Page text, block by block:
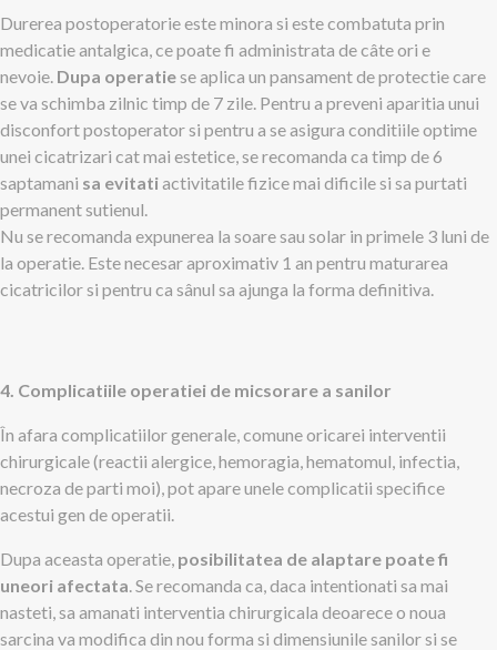
Durerea postoperatorie este minora si este combatuta prin
medicatie antalgica, ce poate fi administrata de câte ori e
nevoie. Dupa operatiese aplica un pansament de protectie care
se va schimba zilnic timp de 7 zile. Pentru a preveni aparitia unui
disconfort postoperator si pentru a se asigura conditiile optime
unei cicatrizari cat mai estetice, se recomanda ca timp de 6
saptamani sa evitatiactivitatile fizice mai dificile si sa purtati
permanent sutienul.
Nu se recomanda expunerea la soare sau solar in primele 3 luni de
la operatie. Este necesar aproximativ 1 an pentru maturarea
cicatricilor si pentru ca sânul sa ajunga la forma definitiva.
4. Complicatiile operatiei de micsorare a sanilor
În afara complicatiilor generale, comune oricarei interventii
chirurgicale (reactii alergice, hemoragia, hematomul, infectia,
necroza de parti moi), pot apare unele complicatii specifice
acestui gen de operatii.
Dupa aceasta operatie, posibilitatea de alaptare poate fi
uneori afectata. Se recomanda ca, daca intentionati sa mai
nasteti, sa amanati interventia chirurgicala deoarece o noua
sarcina va modifica din nou forma si dimensiunile sanilor si se